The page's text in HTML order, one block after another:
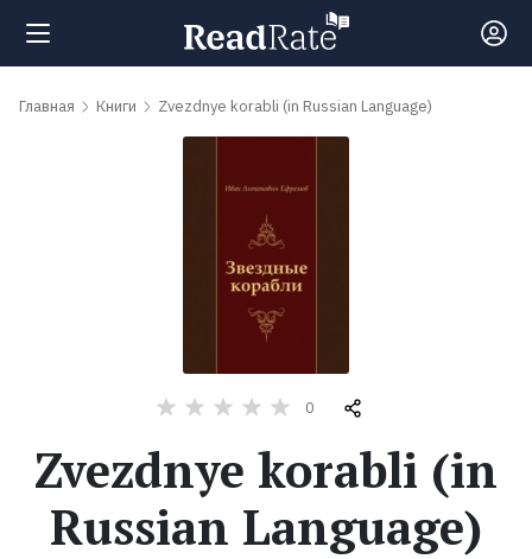
Поиск
книги
Авторы
Главная Книги Zvezdnye korabli (in Russian Language)
0
Zvezdnye korabli (in
Russian Language)